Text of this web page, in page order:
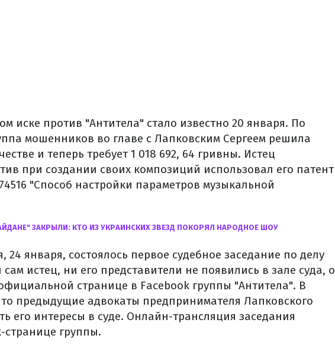
иске против "Антитела" стало известно 20 января. По
мошенников во главе с Лапковским Сергеем решила
и теперь требует 1 018 692, 64 гривны. Истец
при создании своих композиций использовал его патент
"Способ настройки параметров музыкальной
ЗАКРЫЛИ: КТО ИЗ УКРАИНСКИХ ЗВЕЗД ПОКОРЯЛ НАРОДНОЕ ШОУ
24 января, состоялось первое судебное заседание по делу
истец, ни его представители не появились в зале суда, о
странице в Facebook группы "Антитела". В
предыдущие адвокаты предпринимателя Лапковского
его интересы в суде. Онлайн-трансляция заседания
странице группы.